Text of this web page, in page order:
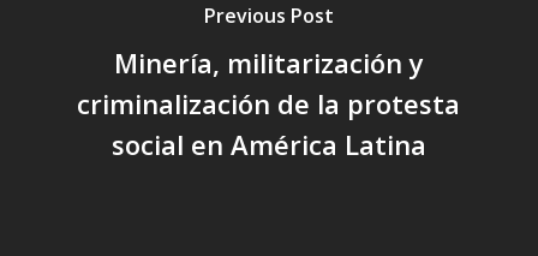
Previous Post
Minería, militarización y
criminalización de la protesta
social en América Latina